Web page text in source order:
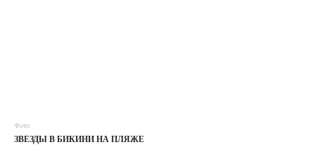
Фото
ЗВЕЗДЫ В БИКИНИ НА ПЛЯЖЕ